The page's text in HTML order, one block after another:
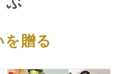
を贈る